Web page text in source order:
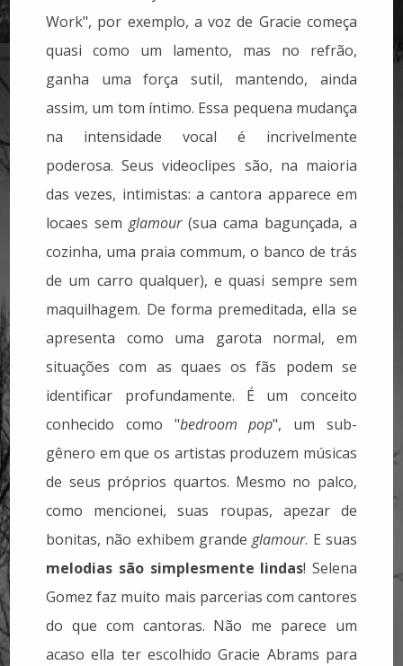
Work", por exemplo, a voz de Gracie começa
quasi como um lamento, mas no refrão,
ganha uma força sutil, mantendo, ainda
assim, um tom íntimo. Essa pequena mudança
na intensidade vocal é incrivelmente
poderosa. Seus videoclipes são, na maioria
das vezes, intimistas: a cantora apparece em
locaes semglamour(sua cama bagunçada, a
cozinha, uma praia commum, o banco de trás
de um carro qualquer), e quasi sempre sem
maquilhagem. De forma premeditada, ella se
apresenta como uma garota normal, em
situações com as quaes os fãs podem se
identificar profundamente. É um conceito
conhecido como "bedroom pop", um sub-
gênero em que os artistas produzem músicas
de seus próprios quartos. Mesmo no palco,
como mencionei, suas roupas, apezar de
bonitas, não exhibem grandeglamour. E suas
melodias são simplesmente lindas! Selena
Gomez faz muito mais parcerias com cantores
do que com cantoras. Não me parece um
acaso ella ter escolhido Gracie Abrams para